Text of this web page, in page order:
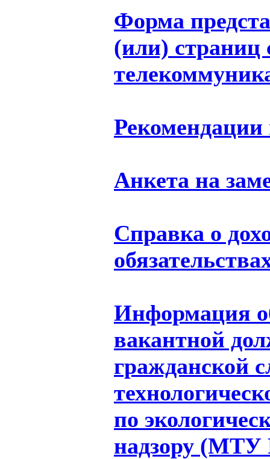
Форма
(или) страниц
Анкета на
Справка о
Информация
вакантной
гражданской
по
надзору (МТУ